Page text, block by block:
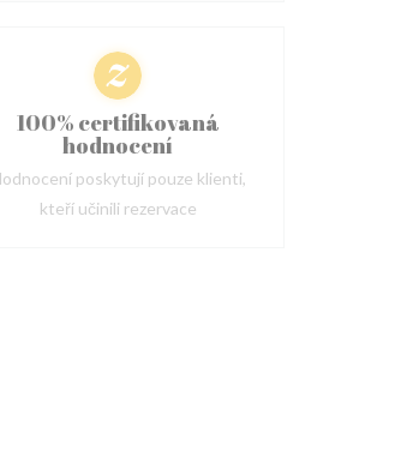
100% certifikovaná
hodnocení
poskytují pouze klienti,
kteří učinili rezervace